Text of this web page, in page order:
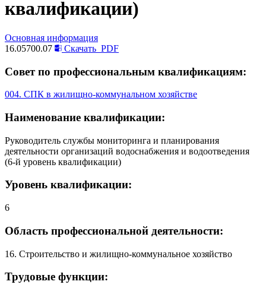
квалификации)
Основная информация
16.05700.07
Скачать PDF
Совет по профессиональным квалификациям:
004. СПК в жилищно-коммунальном хозяйстве
Наименование квалификации:
Руководитель службы мониторинга и планирования
деятельности организаций водоснабжения и водоотведения
(6-й уровень квалификации)
Уровень квалификации:
6
Область профессиональной деятельности:
16. Строительство и жилищно-коммунальное хозяйство
Трудовые функции: